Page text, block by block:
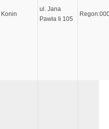
Konin
ul. Jana
Pawła Ii 105